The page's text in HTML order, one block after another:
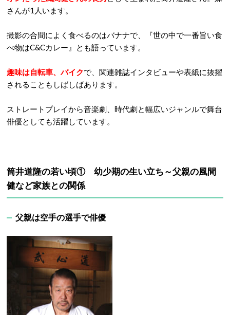
さんが1人います。
撮影の合間によく食べるのはバナナで、『世の中で一番旨い食
べ物はC&Cカレー』とも語っています。
趣味は自転車、バイクで、関連雑誌インタビューや表紙に抜擢
されることもしばしばあります。
ストレートプレイから音楽劇、時代劇と幅広いジャンルで舞台
俳優としても活躍しています。
筒井道隆の若い頃① 幼少期の生い立ち～父親の風間
健など家族との関係
父親は空手の選手で俳優